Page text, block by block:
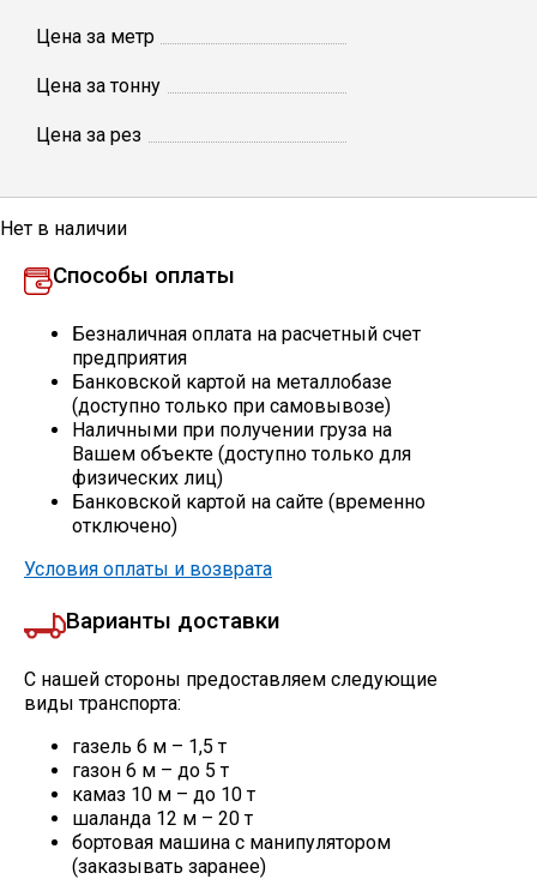
Катанка
Круг
Столбы заборные
Сетка кладочная
Круги абразивные
Электроды
Проволока
Скобо-гибочные изделия
Остальное
Нержавейка
Цена за метр
Цена за тонну
Цена за рез
Нет в наличии
Способы оплаты
Безналичная оплата на расчетный счет
предприятия
Банковской картой на металлобазе
(доступно только при самовывозе)
Наличными при получении груза на
Вашем объекте (доступно только для
физических лиц)
Банковской картой на сайте (временно
отключено)
Условия оплаты и возврата
Варианты доставки
С нашей стороны предоставляем следующие
виды транспорта:
газель 6 м – 1,5 т
газон 6 м – до 5 т
камаз 10 м – до 10 т
шаланда 12 м – 20 т
бортовая машина с манипулятором
(заказывать заранее)